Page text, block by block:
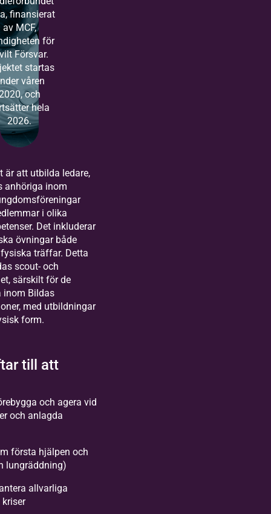
finansierat
av MCF,
för
Försvar.
startas
våren
och
hela
2026.
är att utbilda ledare,
anhöriga inom
i olika
Det inkluderar
övningar både
träffar. Detta
scout- och
särskilt för de
inom Bildas
med utbildningar
form.
till att
och agera vid
och anlagda
första hjälpen och
lungräddning)
allvarliga
kriser